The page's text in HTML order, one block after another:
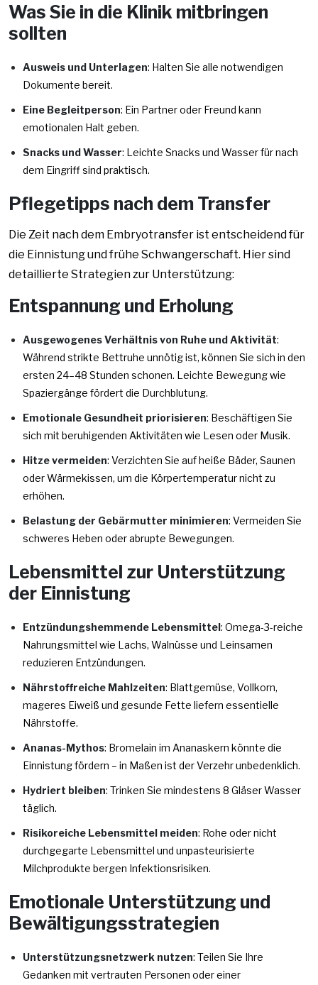
Was Sie in die Klinik mitbringen
sollten
Ausweis und Unterlagen: Halten Sie alle notwendigen
Dokumente bereit.
Eine Begleitperson: Ein Partner oder Freund kann
emotionalen Halt geben.
Snacks und Wasser: Leichte Snacks und Wasser für nach
dem Eingriff sind praktisch.
Pflegetipps nach dem Transfer
Die Zeit nach dem Embryotransfer ist entscheidend für
die Einnistung und frühe Schwangerschaft. Hier sind
detaillierte Strategien zur Unterstützung:
Entspannung und Erholung
Ausgewogenes Verhältnis von Ruhe und Aktivität:
Während strikte Bettruhe unnötig ist, können Sie sich in den
ersten 24–48 Stunden schonen. Leichte Bewegung wie
Spaziergänge fördert die Durchblutung.
Emotionale Gesundheit priorisieren: Beschäftigen Sie
sich mit beruhigenden Aktivitäten wie Lesen oder Musik.
Hitze vermeiden: Verzichten Sie auf heiße Bäder, Saunen
oder Wärmekissen, um die Körpertemperatur nicht zu
erhöhen.
Belastung der Gebärmutter minimieren: Vermeiden Sie
schweres Heben oder abrupte Bewegungen.
Lebensmittel zur Unterstützung
der Einnistung
Entzündungshemmende Lebensmittel: Omega-3-reiche
Nahrungsmittel wie Lachs, Walnüsse und Leinsamen
reduzieren Entzündungen.
Nährstoffreiche Mahlzeiten: Blattgemüse, Vollkorn,
mageres Eiweiß und gesunde Fette liefern essentielle
Nährstoffe.
Ananas-Mythos: Bromelain im Ananaskern könnte die
Einnistung fördern – in Maßen ist der Verzehr unbedenklich.
Hydriert bleiben: Trinken Sie mindestens 8 Gläser Wasser
täglich.
Risikoreiche Lebensmittel meiden: Rohe oder nicht
durchgegarte Lebensmittel und unpasteurisierte
Milchprodukte bergen Infektionsrisiken.
Emotionale Unterstützung und
Bewältigungsstrategien
Unterstützungsnetzwerk nutzen: Teilen Sie Ihre
Gedanken mit vertrauten Personen oder einer